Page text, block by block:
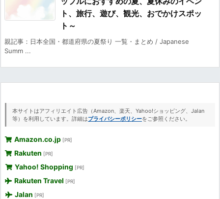
ト、旅行、遊び、観光、おでかけスポッ
ト～
親記事：日本全国・都道府県の夏祭り 一覧・まとめ / Japanese
Summ ...
本サイトはアフィリエイト広告（Amazon、楽天、Yahoo!ショッピング、Jalan
等）を利用しています。詳細はプライバシーポリシーをご参照ください。
Amazon.co.jp [PR]
Rakuten [PR]
Yahoo! Shopping [PR]
Rakuten Travel [PR]
Jalan [PR]